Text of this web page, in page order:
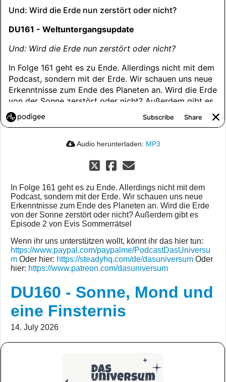
Audio herunterladen: MP3
In Folge 161 geht es zu Ende. Allerdings nicht mit dem
Podcast, sondern mit der Erde. Wir schauen uns neue
Erkenntnisse zum Ende des Planeten an. Wird die Erde
von der Sonne zerstört oder nicht? Außerdem gibt es
Episode 2 von Evis Sommerrätsel
Wenn ihr uns unterstützen wollt, könnt ihr das hier tun:
https://www.paypal.com/paypalme/PodcastDasUniversu
m Oder hier: https://steadyhq.com/de/dasuniversum Oder
hier: https://www.patreon.com/dasuniversum
DU160 - Sonne, Mond und
eine Finsternis
14. July 2026